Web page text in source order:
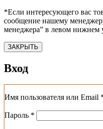
*Если интересующего вас
сообщение нашему
менеджера” в левом нижнем
ЗАКРЫТЬ
Вход
Имя пользователя или Email
Пароль *